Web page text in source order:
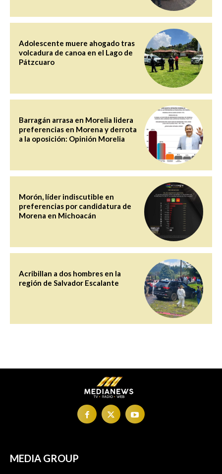
Adolescente muere ahogado tras
volcadura de canoa en el Lago de
Pátzcuaro
Barragán arrasa en Morelia lidera
preferencias en Morena y derrota
a la oposición: Opinión Morelia
Morón, líder indiscutible en
preferencias por candidatura de
Morena en Michoacán
Acribillan a dos hombres en la
región de Salvador Escalante
MEDIA GROUP